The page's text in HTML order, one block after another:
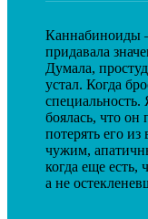
Каннабиноиды
придавала
Думала,
устал. Когда
специальность.
боялась, что он
потерять его
чужим,
когда еще есть,
а не